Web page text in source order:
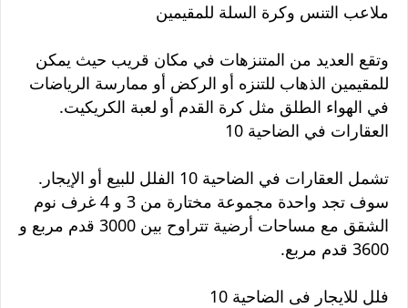
ملاعب التنس وكرة السلة للمقيمين
وتقع العديد من المتنزهات في مكان قريب حيث يمكن
للمقيمين الذهاب للتنزه أو الركض أو ممارسة الرياضات
في الهواء الطلق مثل كرة القدم أو لعبة الكريكيت.
العقارات في الضاحية 10
تشمل العقارات في الضاحية 10 الفلل للبيع أو الإيجار.
سوف تجد واحدة مجموعة مختارة من 3 و 4 غرف نوم
الشقق مع مساحات أرضية تتراوح بين 3000 قدم مربع و
3600 قدم مربع.
فلل للايجار فى الضاحية 10